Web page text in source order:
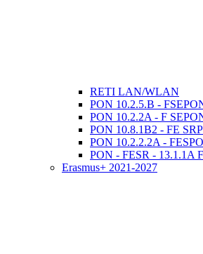
RETI LAN/WLAN
PON 10.2.5.B -
PON 10.2.2A - F
PON 10.8.1B2 - FE
PON 10.2.2.2A -
PON - FESR - 13.1.1A
Erasmus+ 2021-2027